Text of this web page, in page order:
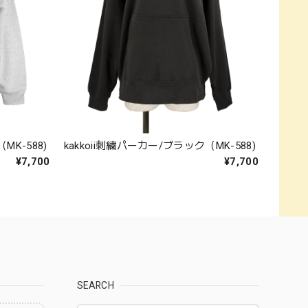
MK-588)
¥7,700
kakkoii刺繍パーカー/ブラック（MK-588)
¥7,700
SEARCH